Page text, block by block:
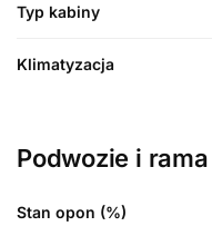
Typ kabiny
Klimatyzacja
Podwozie i rama
Stan opon (%)